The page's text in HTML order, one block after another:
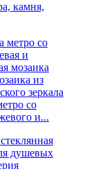
камня,
со
и...